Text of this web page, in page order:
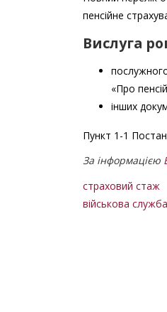
пенсійне
Вислуга
«Про
інших
Пункт 1-1
За інформацією
страховий стаж
військова служба